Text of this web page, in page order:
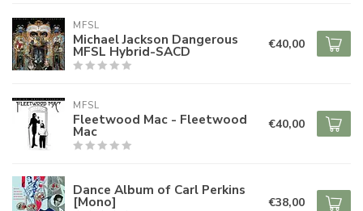
MFSL
Michael Jackson Dangerous
MFSL Hybrid-SACD €40,00
MFSL
Fleetwood Mac - Fleetwood
Mac €40,00
Dance Album of Carl Perkins
[Mono] €38,00